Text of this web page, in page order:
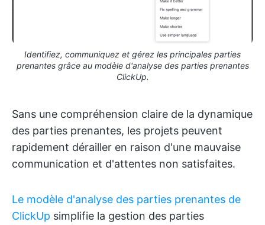
Identifiez, communiquez et gérez les principales parties
prenantes grâce au modèle d'analyse des parties prenantes
ClickUp.
Sans une compréhension claire de la dynamique
des parties prenantes, les projets peuvent
rapidement dérailler en raison d'une mauvaise
communication et d'attentes non satisfaites.
Le modèle d'analyse des parties prenantes de
ClickUp simplifie la gestion des parties